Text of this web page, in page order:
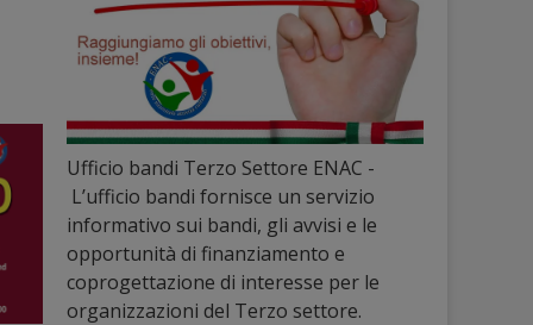
Ufficio bandi Terzo Settore ENAC -
L’ufficio bandi fornisce un servizio
informativo sui bandi, gli avvisi e le
opportunità di finanziamento e
coprogettazione di interesse per le
organizzazioni del Terzo settore.